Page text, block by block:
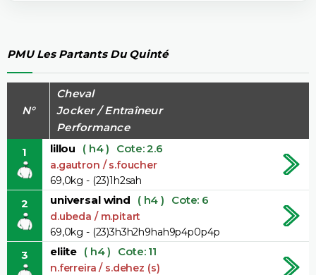
PMU Les Partants Du Quinté
N°
Cheval
Jocker / Entraîneur
Performance
1
lillou ( h4 ) Cote: 2.6
a.gautron / s.foucher
69,0kg - (23)1h2sah
2 universal wind ( h4 ) Cote: 6
d.ubeda / m.pitart
69,0kg - (23)3h3h2h9hah9p4p0p4p
3 eliite ( h4 ) Cote: 11
n.ferreira / s.dehez (s)